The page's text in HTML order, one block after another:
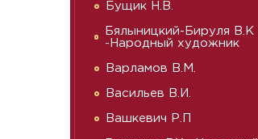
Бущик Н.В.
Бялыницкий-Бируля В.К
-Народный художник
Варламов В.М.
Васильев В.И.
Вашкевич Р.П